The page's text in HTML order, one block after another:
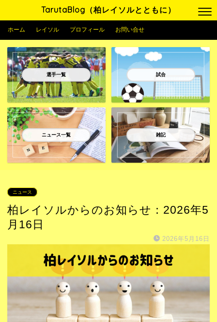
TarutaBlog（柏レイソルとともに）
ホーム レイソル プロフィール お問い合せ
選手一覧 試合
ニュース一覧 雑記
ニュース
柏レイソルからのお知らせ：2026年5
月16日
2026年5月16日